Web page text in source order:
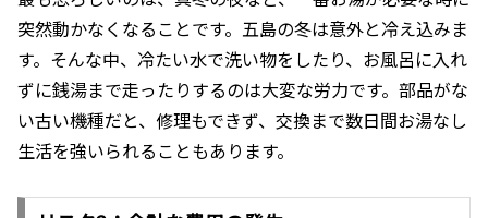
突然動かなくなることです。五島の冬は意外と冷え込みま
す。そんな中、冷たい水で洗い物をしたり、お風呂に入れ
ずに銭湯まで走ったりするのは大変な労力です。部品がな
い古い機種だと、修理もできず、交換まで数日間お湯なし
生活を強いられることもあります。